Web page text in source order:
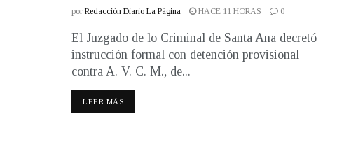
por Redacción Diario La Página HACE 11 HORAS 0
El Juzgado de lo Criminal de Santa Ana decretó
instrucción formal con detención provisional
contra A. V. C. M., de...
LEER MÁS